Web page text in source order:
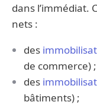
dans l’immédiat.
nets :
des
de commerce) ;
des
bâtiments) ;